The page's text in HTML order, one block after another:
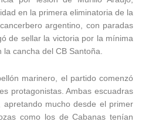
en la primera eliminatoria de la
argentino, con paradas
de sellar la victoria por la mínima
la cancha del CB Santoña.
marinero, el partido comenzó
protagonistas. Ambas escuadras
mucho desde el primer
como los de Cabanas tenían